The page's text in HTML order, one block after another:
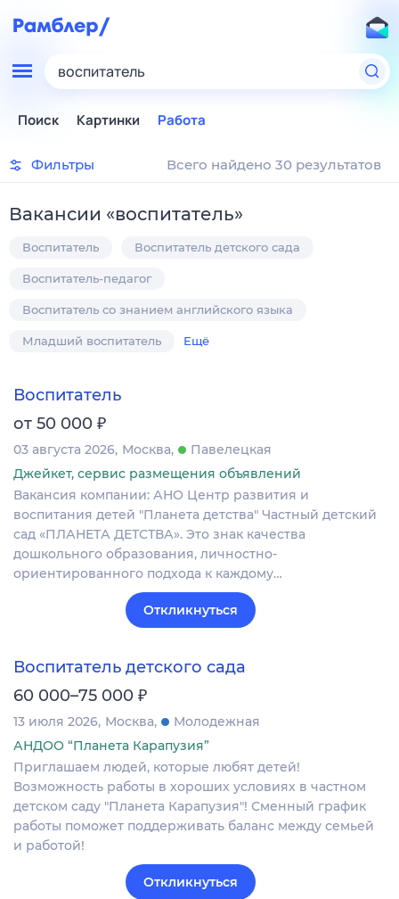
воспитатель
Поиск Картинки Работа
Фильтры Всего найдено 30 результатов
Вакансии «воспитатель»
Воспитатель Воспитатель детского сада
Воспитатель-педагог
Воспитатель со знанием английского языка
Младший воспитатель Ещё
Воспитатель
от 50 000 ₽
03 августа 2026 Москва
Павелецкая
Джейкет, сервис размещения объявлений
Вакансия компании: АНО Центр развития и
воспитания детей "Планета детства" Частный детский
сад «ПЛАНЕТА ДЕТСТВА». Это знак качества
дошкольного образования, личностно-
ориентированного подхода к каждому…
Откликнуться
Воспитатель детского сада
60 000–75 000 ₽
13 июля 2026 Москва
Молодежная
АНДОО “Планета Карапузия”
Приглашаем людей, которые любят детей!
Возможность работы в хороших условиях в частном
детском саду "Планета Карапузия"! Сменный график
работы поможет поддерживать баланс между семьей
и работой!
Откликнуться